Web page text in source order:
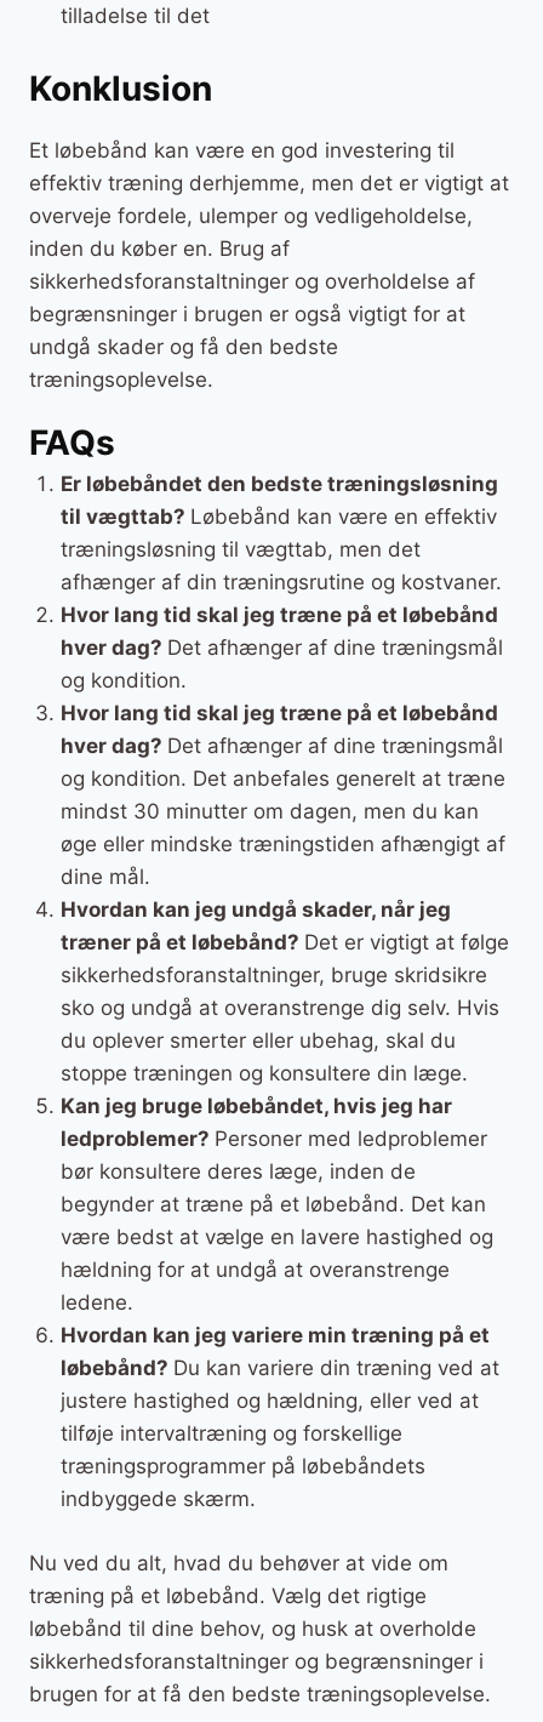
tilladelse til det
Konklusion
Et løbebånd kan være en god investering til
effektiv træning derhjemme, men det er vigtigt at
overveje fordele, ulemper og vedligeholdelse,
inden du køber en. Brug af
sikkerhedsforanstaltninger og overholdelse af
begrænsninger i brugen er også vigtigt for at
undgå skader og få den bedste
træningsoplevelse.
FAQs
Er løbebåndet den bedste træningsløsning
til vægttab? Løbebånd kan være en effektiv
træningsløsning til vægttab, men det
afhænger af din træningsrutine og kostvaner.
Hvor lang tid skal jeg træne på et løbebånd
hver dag? Det afhænger af dine træningsmål
og kondition.
Hvor lang tid skal jeg træne på et løbebånd
hver dag? Det afhænger af dine træningsmål
og kondition. Det anbefales generelt at træne
mindst 30 minutter om dagen, men du kan
øge eller mindske træningstiden afhængigt af
dine mål.
Hvordan kan jeg undgå skader, når jeg
træner på et løbebånd? Det er vigtigt at følge
sikkerhedsforanstaltninger, bruge skridsikre
sko og undgå at overanstrenge dig selv. Hvis
du oplever smerter eller ubehag, skal du
stoppe træningen og konsultere din læge.
Kan jeg bruge løbebåndet, hvis jeg har
ledproblemer? Personer med ledproblemer
bør konsultere deres læge, inden de
begynder at træne på et løbebånd. Det kan
være bedst at vælge en lavere hastighed og
hældning for at undgå at overanstrenge
ledene.
Hvordan kan jeg variere min træning på et
løbebånd? Du kan variere din træning ved at
justere hastighed og hældning, eller ved at
tilføje intervaltræning og forskellige
træningsprogrammer på løbebåndets
indbyggede skærm.
Nu ved du alt, hvad du behøver at vide om
træning på et løbebånd. Vælg det rigtige
løbebånd til dine behov, og husk at overholde
sikkerhedsforanstaltninger og begrænsninger i
brugen for at få den bedste træningsoplevelse.